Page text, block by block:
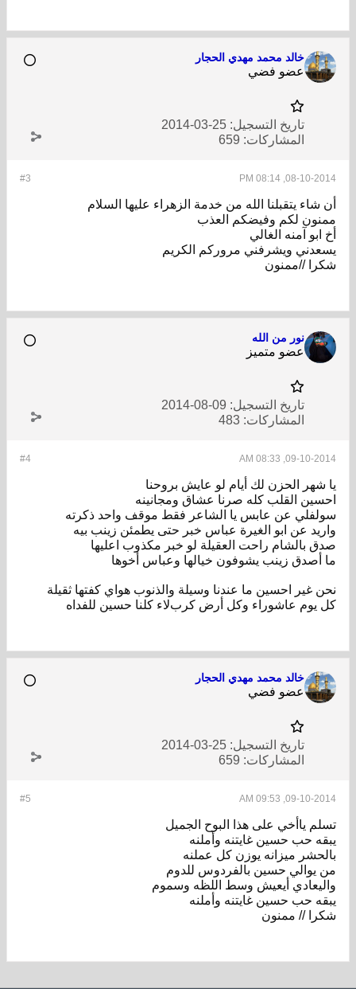
خالد محمد مهدي الحجار
عضو فضي
تاريخ التسجيل: 25-03-2014
المشاركات: 659
#3 08-10-2014, 08:14 PM
أن شاء يتقبلنا الله من خدمة الزهراء عليها السلام
ممنون لكم وفيضكم العذب
أخ ابو آمنه الغالي
يسعدني ويشرفني مروركم الكريم
شكرا //ممنون
نور من الله
عضو متميز
تاريخ التسجيل: 09-08-2014
المشاركات: 483
#4 09-10-2014, 08:33 AM
يا شهر الحزن لك أيام لو عايش بروحنا
احسين القلب كله صرنا عشاق ومجانينه
سولفلي عن عابس يا الشاعر فقط موقف واحد ذكرته
واريد عن ابو الغيرة عباس خبر حتى يطمئن زينب بيه
صدق بالشام راحت العقيلة لو خبر مكذوب اعليها
ما أصدق زينب يشوفون خيالها وعباس أخوها
نحن غير احسين ما عندنا وسيلة والذنوب هواي كفتها ثقيلة
كل يوم عاشوراء وكل أرض كربﻻء كلنا حسين للفداه
خالد محمد مهدي الحجار
عضو فضي
تاريخ التسجيل: 25-03-2014
المشاركات: 659
#5 09-10-2014, 09:53 AM
تسلم ياأخي على هذا البوح الجميل
يبقه حب حسين غايتنه وأملنه
بالحشر ميزانه يوزن كل عملنه
من يوالي حسين بالفردوس للدوم
واليعادي أيعيش وسط اللظه وسموم
يبقه حب حسين غايتنه وأملنه
شكرا // ممنون